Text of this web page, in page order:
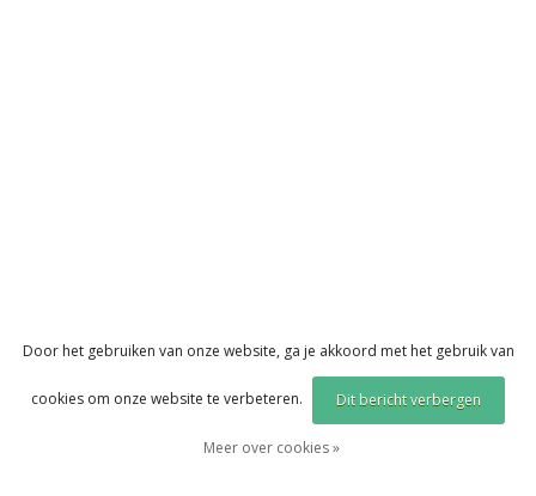
Door het gebruiken van onze website, ga je akkoord met het gebruik van
cookies om onze website te verbeteren. Dit bericht verbergen
Meer over cookies »